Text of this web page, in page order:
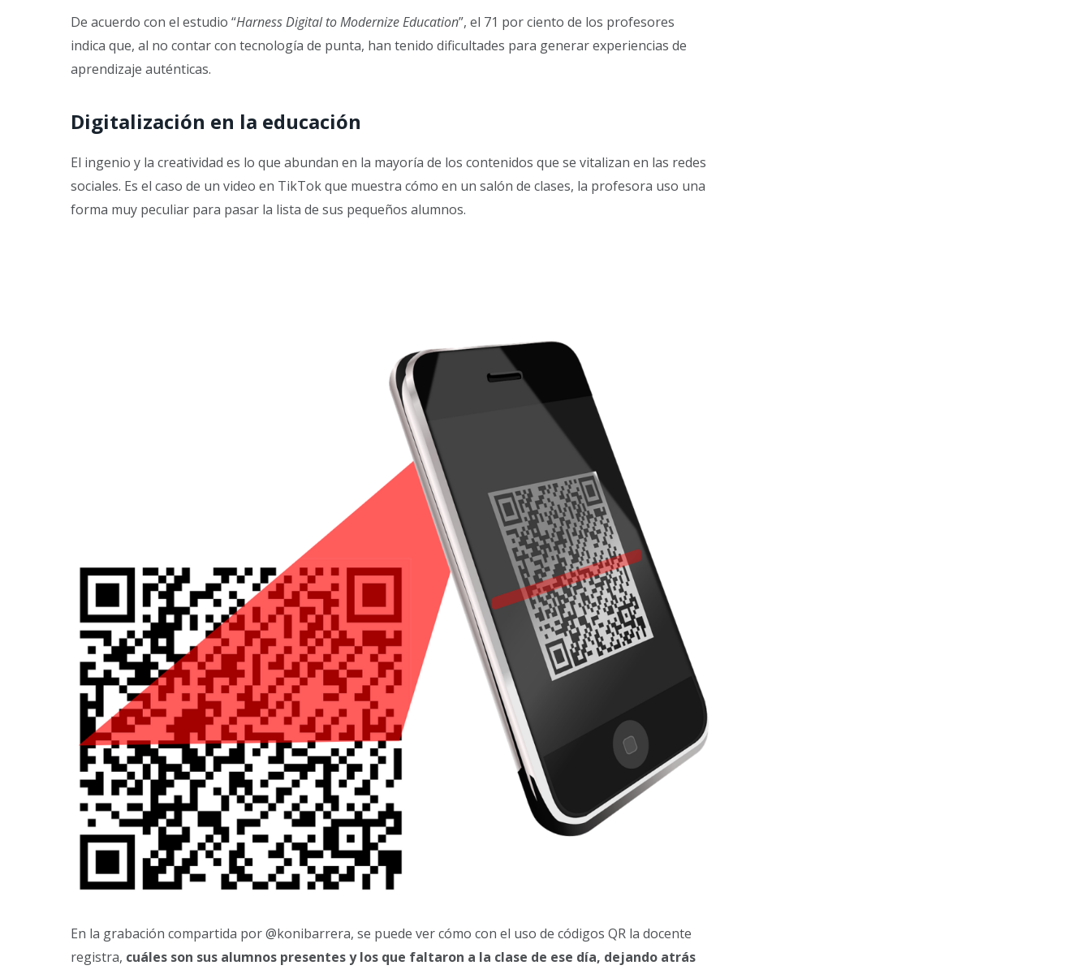
De acuerdo con el estudio “Harness Digital to Modernize Education”, el 71 por ciento de los profesores
indica que, al no contar con tecnología de punta, han tenido dificultades para generar experiencias de
aprendizaje auténticas.
Digitalización en la educación
El ingenio y la creatividad es lo que abundan en la mayoría de los contenidos que se vitalizan en las redes
sociales. Es el caso de un video en TikTok que muestra cómo en un salón de clases, la profesora uso una
forma muy peculiar para pasar la lista de sus pequeños alumnos.
En la grabación compartida por @konibarrera, se puede ver cómo con el uso de códigos QR la docente
registra, cuáles son sus alumnos presentes y los que faltaron a la clase de ese día, dejando atrás